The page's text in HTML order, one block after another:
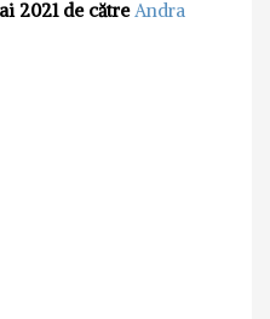
2021 de către Andra